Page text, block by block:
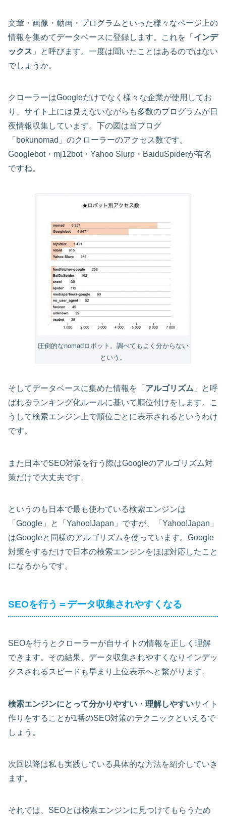
文章・画像・動画・プログラムといった様々なページ上の
情報を集めてデータベースに登録します。これを「 インデ
ックス 」と呼びます。一度は聞いたことはあるのではない
でしょうか。
クローラーはGoogleだけでなく様々な企業が使用してお
り、サイト上には見えないながらも多数のプログラムが日
夜情報収集しています。下の図は当ブログ
「bokunomad」のクローラーのアクセス数です。
Googlebot・mj12bot・Yahoo Slurp・BaiduSpiderが有名
ですね。
圧倒的なnomadロボット。調べてもよく分からない
という。
そしてデータベースに集めた情報を「 アルゴリズム 」と呼
ばれるランキング化ルールに基いて順位付けをします。こ
うして検索エンジン上で順位ごとに表示されるというわけ
です。
また日本でSEO対策を行う際はGoogleのアルゴリズム対
策だけで大丈夫です。
というのも日本で最も使わている検索エンジンは
「Google」と「Yahoo!Japan」ですが、「Yahoo!Japan」
はGoogleと同様のアルゴリズムを使っています。Google
対策をするだけで日本の検索エンジンをほぼ対応したこと
になるからです。
SEOを行う＝データ収集されやすくなる
SEOを行うとクローラーが自サイトの情報を正しく理解
できます。その結果、データ収集されやすくなりインデッ
クスされるスピードも早まり上位表示へと繋がります。
検索エンジンにとって分かりやすい・理解しやすいサイト
作りをすることが1番のSEO対策のテクニックといえるで
しょう。
次回以降は私も実践している具体的な方法を紹介していき
ます。
それでは、SEOとは検索エンジンに見つけてもらうため